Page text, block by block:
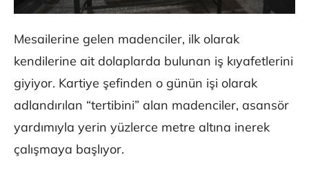
Mesailerine gelen madenciler, ilk olarak
kendilerine ait dolaplarda bulunan iş kıyafetlerini
giyiyor. Kartiye şefinden o günün işi olarak
adlandırılan “tertibini” alan madenciler, asansör
yardımıyla yerin yüzlerce metre altına inerek
çalışmaya başlıyor.